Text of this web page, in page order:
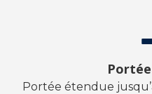
Portée étendue